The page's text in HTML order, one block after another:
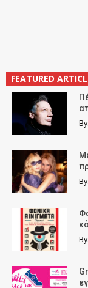
FEATURED
By:
By:
By: